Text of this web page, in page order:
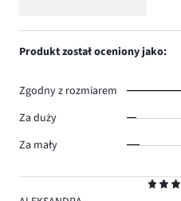
Produkt został oceniony jako:
Zgodny z rozmiarem
Za duży
Za mały